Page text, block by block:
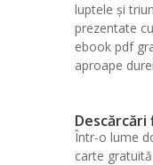
luptele și
prezentate
ebook pdf
aproape
Descărcări
Într-o lume
carte